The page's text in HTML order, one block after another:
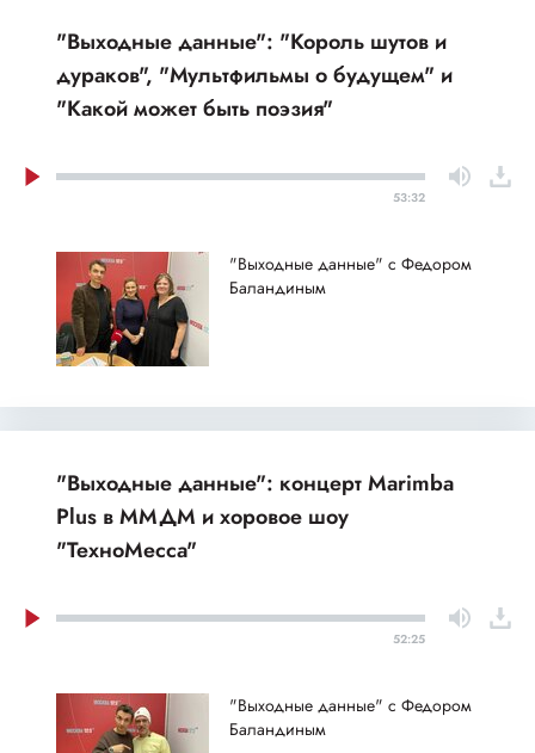
"Выходные данные": "Король шутов и
дураков", "Мультфильмы о будущем" и
"Какой может быть поэзия"
53:32
"Выходные данные" с Федором
Баландиным
"Выходные данные": концерт Marimba
Plus в ММДМ и хоровое шоу
"ТехноМесса"
52:25
"Выходные данные" с Федором
Баландиным